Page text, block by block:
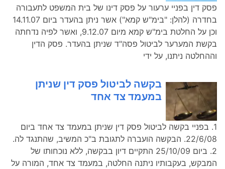
פסק דין בפניי ערעור על פסק דינו של בית המשפט לתעבורה
בחדרה (להלן: "בימ"ש קמא") אשר ניתן בהעדר ביום 14.11.07
וכן על החלטת בימ"ש קמא מיום 9.12.07, ואשר לפיה נדחתה
בקשת המערער לביטול פסה"ד שניתן בהעדר. פסק הדין
וההחלטה ניתנו, על ידי
בקשה לביטול פסק דין שניתן
במעמד צד אחד
1. בפניי בקשה לביטול פסק דין שניתן במעמד צד אחד ביום
22/6/08. הבקשה הועברה לתגובת ב"כ המשיב, שהתנגד לה.
2. ביום 25/10/09 התקיים דיון בבקשה, ללא נוכחותו של
המבקש, בעקבותיו ניתנה החלטה, במעמד צד אחד, המורה על